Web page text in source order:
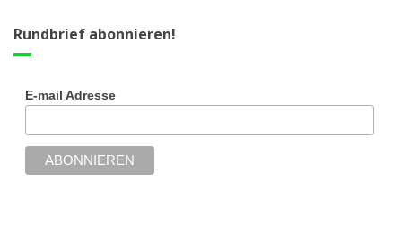
Rundbrief abonnieren!
E-mail Adresse